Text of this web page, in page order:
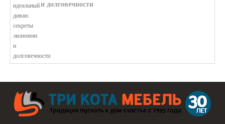
и долговечности